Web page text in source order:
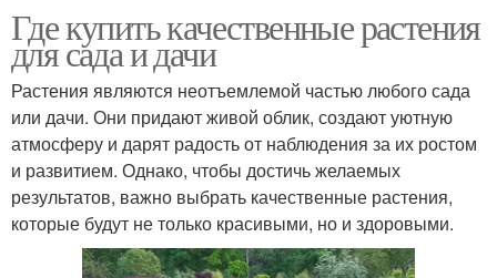
Где купить качественные растения
для сада и дачи
Растения являются неотъемлемой частью любого сада
или дачи. Они придают живой облик, создают уютную
атмосферу и дарят радость от наблюдения за их ростом
и развитием. Однако, чтобы достичь желаемых
результатов, важно выбрать качественные растения,
которые будут не только красивыми, но и здоровыми.